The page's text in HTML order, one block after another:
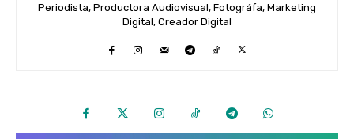
Periodista, Productora Audiovisual, Fotográfa, Marketing
Digital, Creador Digital